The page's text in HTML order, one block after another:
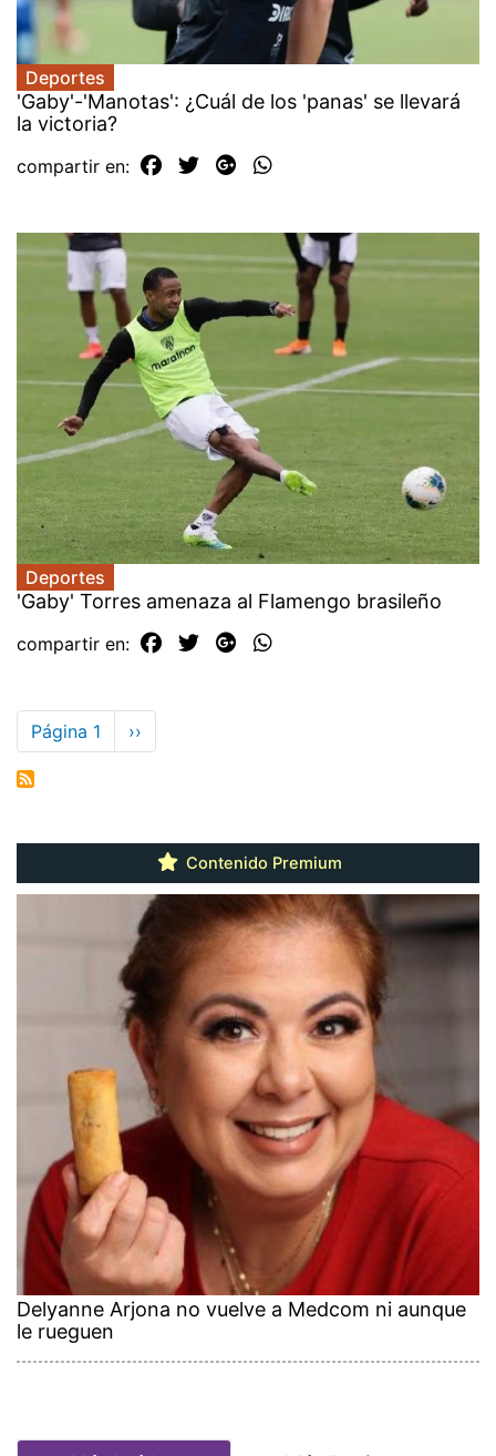
Deportes
'Gaby'-'Manotas': ¿Cuál de los 'panas' se llevará
la victoria?
compartir en:
Deportes
'Gaby' Torres amenaza al Flamengo brasileño
compartir en:
Paginación
Página 1
Siguiente
página
››
Contenido Premium
Delyanne Arjona no vuelve a Medcom ni aunque
le rueguen